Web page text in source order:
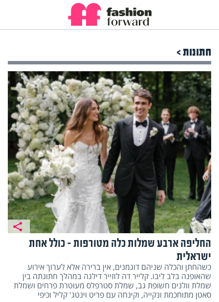
חתונות >
החליפה ארבע שמלות כלה מטורפות – כולל אחת
ישראלית
כשהחתן והכלה שניהם דוגמנים, אין ברירה אלא לערוך אירוע
שהאופנה בלב ליבו. קלייר דה לוזייר דילגה במהלך חתונתה בין
שמלת וולנים חשופת גב, שמלת סטרפלס מעוטרת פרחים ושמלת
סאטן מתוחכמת ונקייה, וקינחה עם פריט וינטג' קליל וכיפי